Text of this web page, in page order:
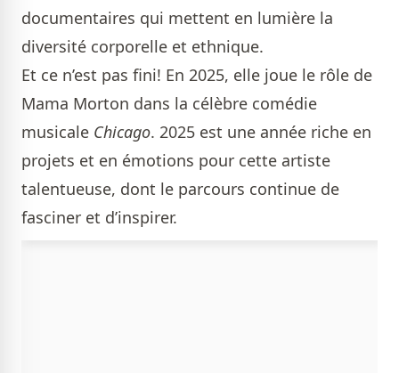
documentaires qui mettent en lumière la
diversité corporelle et ethnique.
Et ce n’est pas fini! En 2025, elle joue le rôle de
Mama Morton dans la célèbre comédie
musicale Chicago. 2025 est une année riche en
projets et en émotions pour cette artiste
talentueuse, dont le parcours continue de
fasciner et d’inspirer.